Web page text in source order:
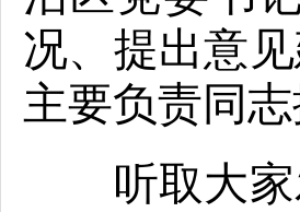
况、提出意
主要负责同
听取大家